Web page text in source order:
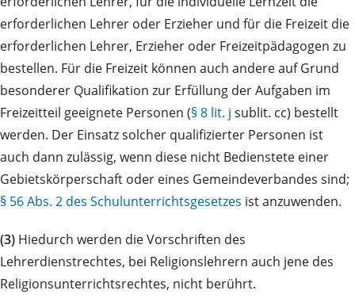
erforderlichen Lehrer oder Erzieher und für die Freizeit die
erforderlichen Lehrer, Erzieher oder Freizeitpädagogen zu
bestellen. Für die Freizeit können auch andere auf Grund
besonderer Qualifikation zur Erfüllung der Aufgaben im
Freizeitteil geeignete Personen (§ 8 lit. j sublit. cc) bestellt
werden. Der Einsatz solcher qualifizierter Personen ist
auch dann zulässig, wenn diese nicht Bedienstete einer
Gebietskörperschaft oder eines Gemeindeverbandes sind;
§ 56 Abs. 2 des Schulunterrichtsgesetzes ist anzuwenden.
(3) Hiedurch werden die Vorschriften des
Lehrerdienstrechtes, bei Religionslehrern auch jene des
Religionsunterrichtsrechtes, nicht berührt.